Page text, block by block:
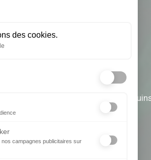
des cookies.
campagnes publicitaires sur
échographie, analyseurs
du personnel.